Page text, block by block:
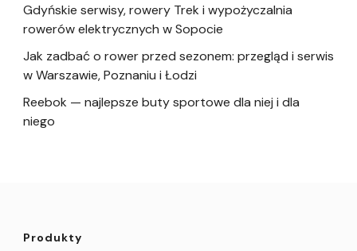
Gdyńskie serwisy, rowery Trek i wypożyczalnia
rowerów elektrycznych w Sopocie
Jak zadbać o rower przed sezonem: przegląd i serwis
w Warszawie, Poznaniu i Łodzi
Reebok — najlepsze buty sportowe dla niej i dla
niego
Produkty